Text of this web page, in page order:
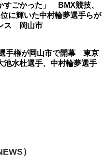
すごかった」 BMX競技、
に輝いた中村輪夢選手らが
ス 岡山市
手権が岡山市で開幕 東京
池水杜選手、中村輪夢選手
）